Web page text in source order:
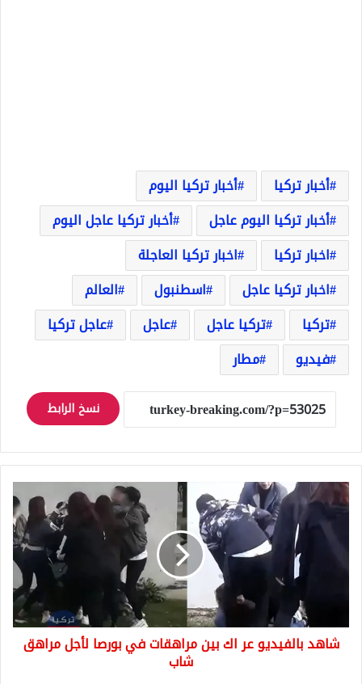
أخبار تركيا
أخبار تركيا اليوم
أخبار تركيا اليوم عاجل
أخبار تركيا عاجل اليوم
اخبار تركيا
اخبار تركيا العاجلة
اخبار تركيا عاجل
اسطنبول
العالم
تركيا
تركيا عاجل عاجل
عاجل تركيا
فيديو
مطار
نسخ الرابط
شاهد
بالفيديو
بين
مراهقات
لأجل
مراهق
شاهد بالفيديو عر اك بين مراهقات في بورصا لأجل مراهق
شاب